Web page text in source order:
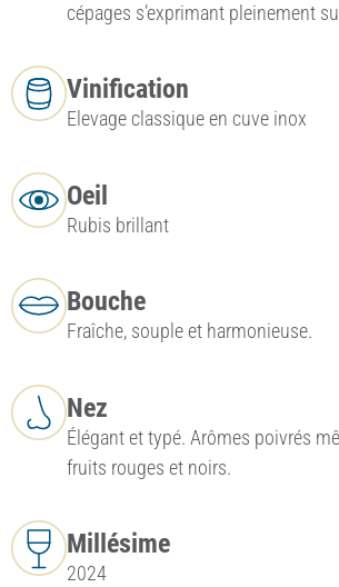
cépages s’exprimant pleinement
Vinification
Elevage classique en cuve inox
Oeil
Rubis brillant
Bouche
Fraîche, souple et harmonieuse.
Nez
Élégant et typé. Arômes poivrés
fruits rouges et noirs.
Millésime
2024